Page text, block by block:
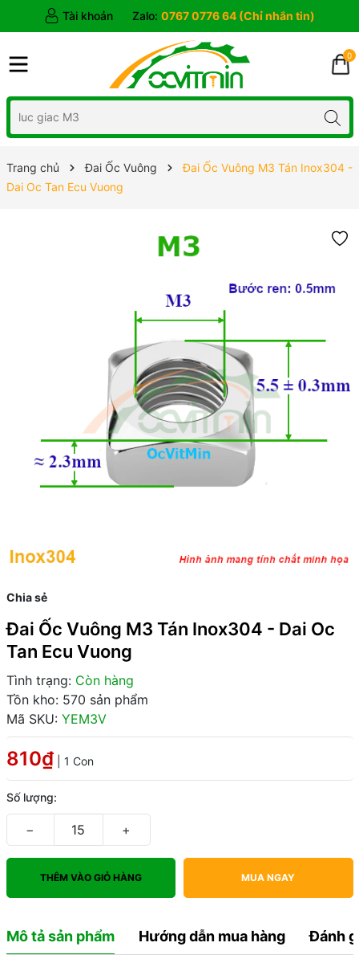
Tài khoản Zalo: 0767 0776 64 (Chỉ nhắn tin)
0
Trang chủ Đai Ốc Vuông
Đai Ốc Vuông M3 Tán Inox304 -
Dai Oc Tan Ecu Vuong
Chia sẻ
Đai Ốc Vuông M3 Tán Inox304 - Dai Oc
Tan Ecu Vuong
Tình trạng: Còn hàng
Tồn kho: 570 sản phẩm
Mã SKU: YEM3V
810₫ | 1 Con
Số lượng:
− +
THÊM VÀO GIỎ HÀNG MUA NGAY
Mô tả sản phẩm Hướng dẫn mua hàng Đánh